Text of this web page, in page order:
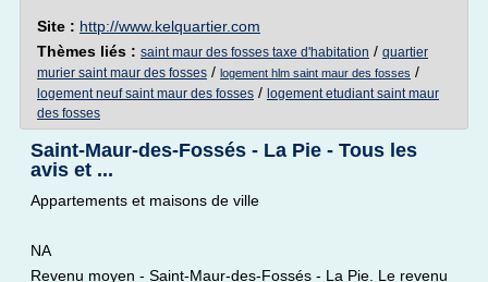
Site : http://www.kelquartier.com
Thèmes liés : saint maur des fosses taxe d'habitation / quartier
murier saint maur des fosses / logement hlm saint maur des fosses /
logement neuf saint maur des fosses / logement etudiant saint maur
des fosses
Saint-Maur-des-Fossés - La Pie - Tous les
avis et ...
Appartements et maisons de ville
NA
Revenu moyen - Saint-Maur-des-Fossés - La Pie. Le revenu